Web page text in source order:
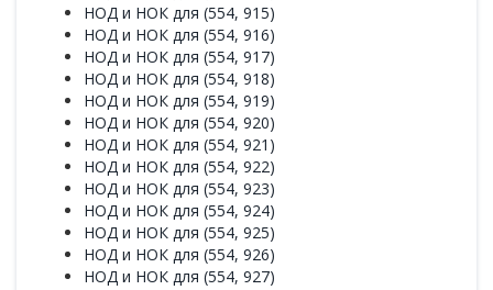
НОД и НОК для (554, 915)
НОД и НОК для (554, 916)
НОД и НОК для (554, 917)
НОД и НОК для (554, 918)
НОД и НОК для (554, 919)
НОД и НОК для (554, 920)
НОД и НОК для (554, 921)
НОД и НОК для (554, 922)
НОД и НОК для (554, 923)
НОД и НОК для (554, 924)
НОД и НОК для (554, 925)
НОД и НОК для (554, 926)
НОД и НОК для (554, 927)